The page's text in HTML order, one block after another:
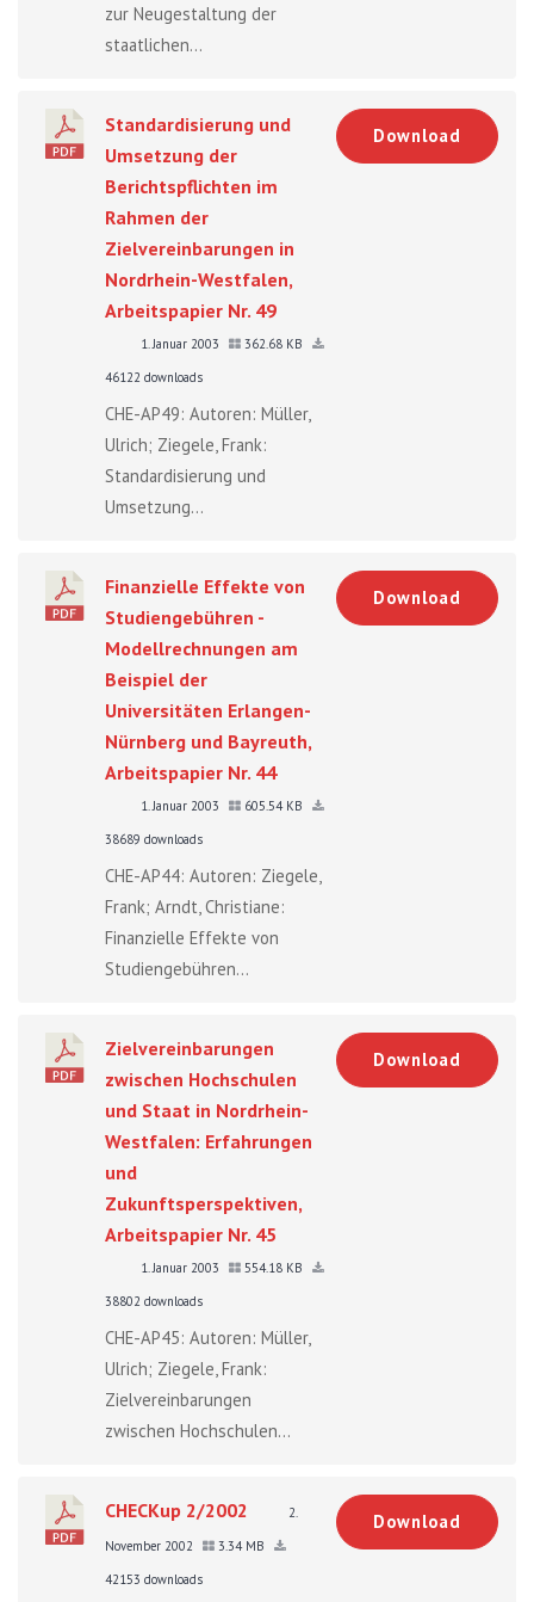
zur Neugestaltung der
staatlichen...
Standardisierung und
Umsetzung der
Berichtspflichten im
Rahmen der
Zielvereinbarungen in
Nordrhein-Westfalen,
Arbeitspapier Nr. 49
1. Januar 2003
362.68 KB
46122 downloads
CHE-AP49: Autoren: Müller,
Ulrich; Ziegele, Frank:
Standardisierung und
Umsetzung...
Download
Finanzielle Effekte von
Studiengebühren -
Modellrechnungen am
Beispiel der
Universitäten Erlangen-
Nürnberg und Bayreuth,
Arbeitspapier Nr. 44
1. Januar 2003
605.54 KB
38689 downloads
CHE-AP44: Autoren: Ziegele,
Frank; Arndt, Christiane:
Finanzielle Effekte von
Studiengebühren...
Download
Zielvereinbarungen
zwischen Hochschulen
und Staat in Nordrhein-
Westfalen: Erfahrungen
und
Zukunftsperspektiven,
Arbeitspapier Nr. 45
1. Januar 2003
554.18 KB
38802 downloads
CHE-AP45: Autoren: Müller,
Ulrich; Ziegele, Frank:
Zielvereinbarungen
zwischen Hochschulen...
Download
CHECKup 2/2002
2.
November 2002
3.34 MB
42153 downloads
Download